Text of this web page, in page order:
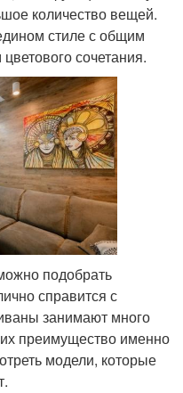
количество вещей.
стиле с общим
сочетания.
подобрать
справится с
занимают много
преимущество именно
модели, которые